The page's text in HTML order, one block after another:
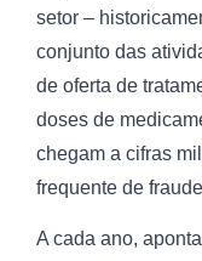
setor –
conjunto das
de oferta de
doses de
chegam a cifras
frequente de
A cada ano,